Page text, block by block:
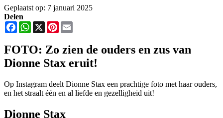
Geplaatst op: 7 januari 2025
Delen
FacebookWhatsApp
X Pinterest
FOTO: Zo zien de ouders en zus van
Dionne Stax eruit!
Op Instagram deelt Dionne Stax een prachtige foto met haar ouders,
en het straalt één en al liefde en gezelligheid uit!
Dionne Stax